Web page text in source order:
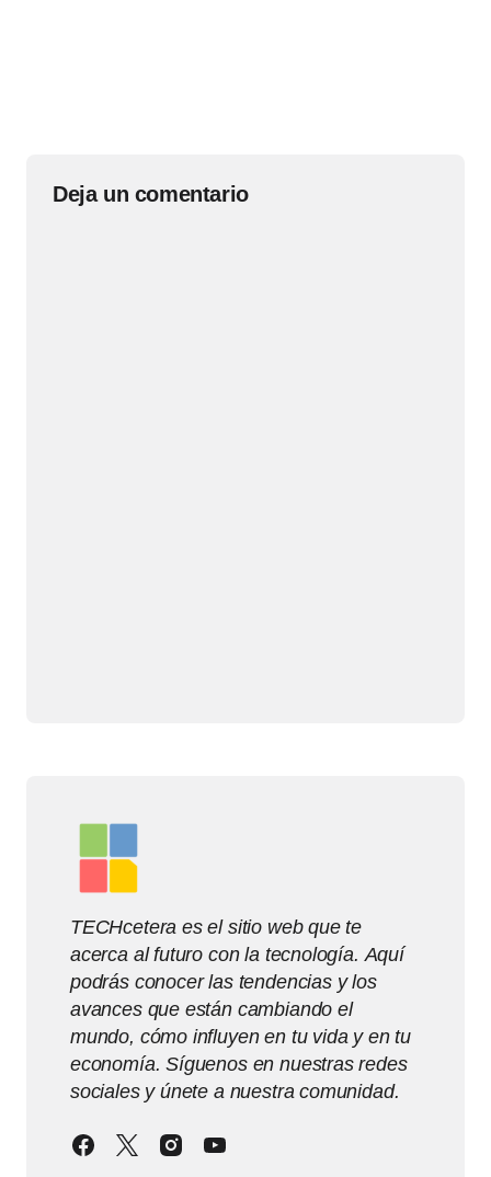
Deja un comentario
TECHcetera es el sitio web que te
acerca al futuro con la tecnología. Aquí
podrás conocer las tendencias y los
avances que están cambiando el
mundo, cómo influyen en tu vida y en tu
economía. Síguenos en nuestras redes
sociales y únete a nuestra comunidad.